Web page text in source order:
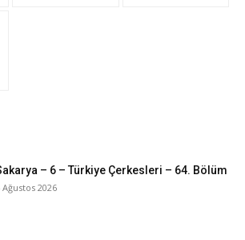
– 6 – Türkiye Çerkesleri – 64. Bölüm
Ağustos 2026